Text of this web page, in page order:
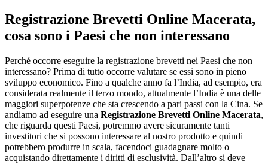
Registrazione Brevetti Online Macerata,
cosa sono i Paesi che non interessano
Perché occorre eseguire la registrazione brevetti nei Paesi che non
interessano? Prima di tutto occorre valutare se essi sono in pieno
sviluppo economico. Fino a qualche anno fa l’India, ad esempio, era
considerata realmente il terzo mondo, attualmente l’India è una delle
maggiori superpotenze che sta crescendo a pari passi con la Cina. Se
andiamo ad eseguire una Registrazione Brevetti Online Macerata,
che riguarda questi Paesi, potremmo avere sicuramente tanti
investitori che si possono interessare al nostro prodotto e quindi
potrebbero produrre in scala, facendoci guadagnare molto o
acquistando direttamente i diritti di esclusività. Dall’altro si deve